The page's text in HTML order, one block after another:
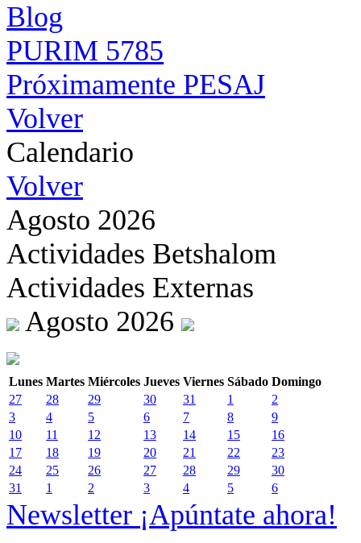
Blog
PURIM 5785
Próximamente PESAJ
Volver
Calendario
Volver
Agosto 2026
Actividades Betshalom
Actividades Externas
Agosto 2026
Lunes Martes Miércoles Jueves Viernes Sábado Domingo
27
28 29 30 31 1
2
3
4 5 6 7 8
9
10
11 12 13 14 15
16
17
18 19 20 21 22
23
24
25 26 27 28 29
30
31
1 2 3 4 5 6
Newsletter ¡Apúntate ahora!